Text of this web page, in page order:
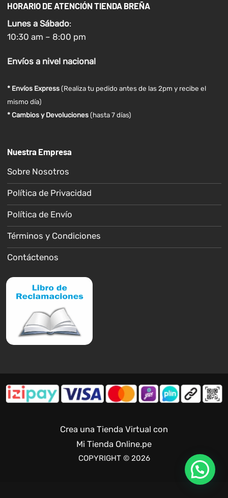
HORARIO DE ATENCIÓN TIENDA BREÑA
Lunes a Sábado:
10:30 am – 8:00 pm
Envíosa nivel nacional
* Envíos Express(Realiza tu pedido antes de las 2pm y recibe el
mismo día)
* Cambios y Devoluciones (hasta 7 días)
Nuestra Empresa
Sobre Nosotros
Política de Privacidad
Política de Envío
Términos y Condiciones
Contáctenos
Crea una Tienda Virtual con
Mi Tienda Online.pe
COPYRIGHT © 2026